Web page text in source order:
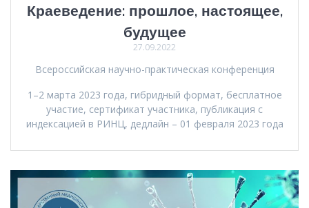
Краеведение: прошлое, настоящее,
будущее
27.09.2022
Всероссийская научно-практическая конференция
1–2 марта 2023 года, гибридный формат, бесплатное
участие, сертификат участника, публикация с
индексацией в РИНЦ, дедлайн – 01 февраля 2023 года